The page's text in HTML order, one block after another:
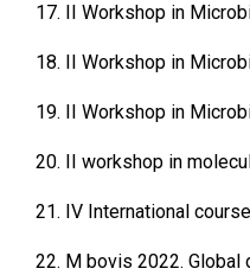
17. II Workshop in
18. II Workshop in
19. II Workshop in
20. II workshop in
21. IV International
22. M bovis 2022. Global